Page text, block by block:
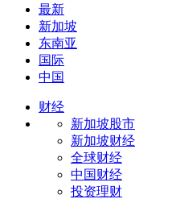
最新
新加坡
东南亚
国际
中国
财经
新加坡股市
新加坡财经
全球财经
中国财经
投资理财